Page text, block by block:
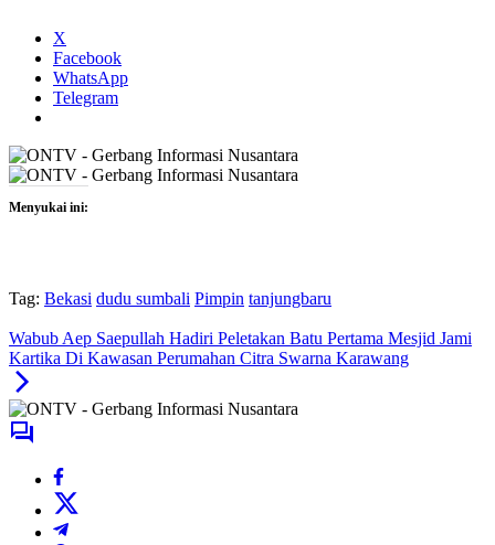
X
Facebook
WhatsApp
Telegram
Menyukai ini:
Tag: Bekasi dudu sumbali Pimpin tanjungbaru
Wabub Aep Saepullah Hadiri Peletakan Batu Pertama Mesjid Jami
Kartika Di Kawasan Perumahan Citra Swarna Karawang